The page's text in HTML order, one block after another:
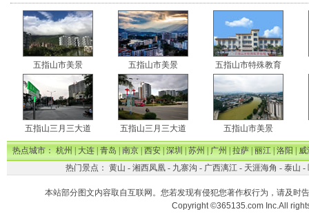
五指山市美景 五指山市美景 五指山市特殊教育
五指山三月三大道 五指山三月三大道 五指山市美景
热点城市：杭州|大连|青岛|南京|西安|深圳|苏州|广州|拉萨|丽江|洛阳|威
热门景点： 黄山 - 湘西凤凰- 九寨沟 - 广西漓江- 天涯海角 - 泰山 -
本站部分图文内容取自互联网。您若发现有侵犯您著作权行为，请及时
Copyright ©365135.com Inc.All